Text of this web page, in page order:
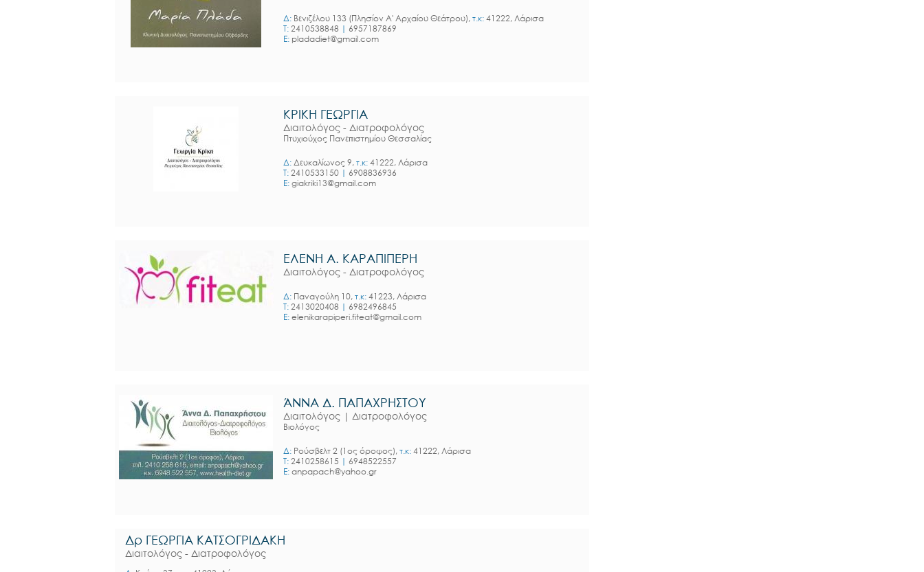
Δ: Βενιζέλου 133 (Πλησίον Α' Αρχαίου Θεάτρου), τ.κ: 41222, Λάρισα
T: 2410538848 | 6957187869
E: pladadiet@gmail.com
ΚΡΙΚΗ ΓΕΩΡΓΙΑ
Διαιτολόγος - Διατροφολόγος
Πτυχιούχος Πανεπιστημίου Θεσσαλίας
Δ: Δευκαλίωνος 9, τ.κ: 41222, Λάρισα
T: 2410533150 | 6908836936
E: giakriki13@gmail.com
ΕΛΕΝΗ Α. ΚΑΡΑΠΙΠΕΡΗ
Διαιτολόγος - Διατροφολόγος
Δ: Παναγούλη 10, τ.κ: 41223, Λάρισα
T: 2413020408 | 6982496845
E: elenikarapiperi.fiteat@gmail.com
ΆΝΝΑ Δ. ΠΑΠΑΧΡΗΣΤΟΥ
Διαιτολόγος | Διατροφολόγος
Βιολόγος
Δ: Ρούσβελτ 2 (1ος όροφος), τ.κ: 41222, Λάρισα
T: 2410258615 | 6948522557
E: anpapach@yahoo.gr
Δρ ΓΕΩΡΓΙΑ ΚΑΤΣΟΓΡΙΔΑΚΗ
Διαιτολόγος - Διατροφολόγος